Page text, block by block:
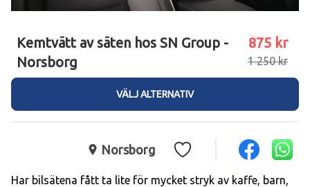
Kemtvätt av säten hos SN Group -
Norsborg
875 kr
1 250 kr
VÄLJ ALTERNATIV
Norsborg
Har bilsätena fått ta lite för mycket stryk av kaffe, barn,